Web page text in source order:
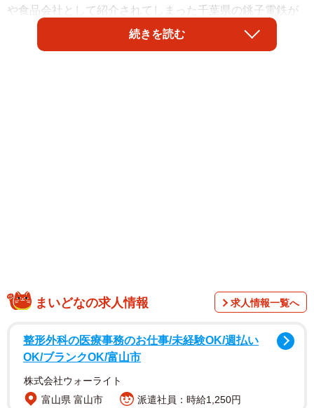
や食品会社として紹介されてしまった千葉県の銚子電鉄が
乗り出した。競ってもらうのは「泣き顔」でその名も「ミ
ス・ティアーズ」。ちなみに「年齢のサバ読みもミセス
コラボした、泣いて心のデトックスを図る「涙活」のプ
もある寺井広樹さんによると、銚子電鉄の創業99年と涙活9
年に合わせた企画。「泣」の音読みの「キュウ」にこじつ
け、7月（な）9日（く）の「泣く日」に最終審査を開催す
るという。
続きを読む
まいどなの求人情報 求人情報一覧へ
整形外科の医療事務のお仕事/未経験OK/週払い
OK/ブランクOK/富山市
株式会社ウォーライト
富山県 富山市
派遣社員：時給1,250円